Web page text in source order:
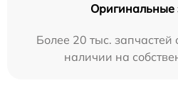
Оригинальные
Более 20 тыс. запчастей
наличии на